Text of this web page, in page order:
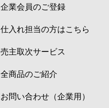
企業会員のご登録
仕入れ担当の方はこちら
売主取次サービス
全商品のご紹介
お問い合わせ（企業用）